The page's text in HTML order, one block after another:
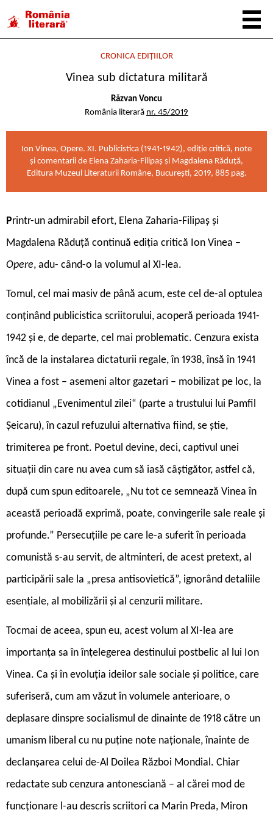
CRONICA EDIȚIILOR
Vinea sub dictatura militară
Răzvan Voncu
România literară nr. 45/2019
Ion Vinea, Opere. XI. Publicistica (1941-1942), ediție critică, note
și comentarii de Elena Zaharia-Filipaș și Magdalena Răduță,
Editura Muzeul Literaturii Române, București, 2019, 885 pag.
Printr-un admirabil efort, Elena Zaharia-Filipaș și
Magdalena Răduță continuă ediția critică Ion Vinea –
Opere, adu- când-o la volumul al XI-lea.
Tomul, cel mai masiv de până acum, este cel de-al optulea
conținând publicistica scriitorului, acoperă perioada 1941-
1942 și e, de departe, cel mai problematic. Cenzura exista
încă de la instalarea dictaturii regale, în 1938, însă în 1941
Vinea a fost – asemeni altor gazetari – mobilizat pe loc, la
cotidianul „Evenimentul zilei“ (parte a trustului lui Pamfil
Șeicaru), în cazul refuzului alternativa fiind, se știe,
trimiterea pe front. Poetul devine, deci, captivul unei
situații din care nu avea cum să iasă câștigător, astfel că,
după cum spun editoarele, „Nu tot ce semnează Vinea în
această perioadă exprimă, poate, convingerile sale reale și
profunde.” Persecuțiile pe care le-a suferit în perioada
comunistă s-au servit, de altminteri, de acest pretext, al
participării sale la „presa antisovietică”, ignorând detaliile
esențiale, al mobilizării și al cenzurii militare.
Tocmai de aceea, spun eu, acest volum al XI-lea are
importanța sa în înțelegerea destinului postbelic al lui Ion
Vinea. Ca și în evoluția ideilor sale sociale și politice, care
suferiseră, cum am văzut în volumele anterioare, o
deplasare dinspre socialismul de dinainte de 1918 către un
umanism liberal cu nu puține note naționale, înainte de
declanșarea celui de-Al Doilea Război Mondial. Chiar
redactate sub cenzura antonesciană – al cărei mod de
funcționare l-au descris scriitori ca Marin Preda, Miron